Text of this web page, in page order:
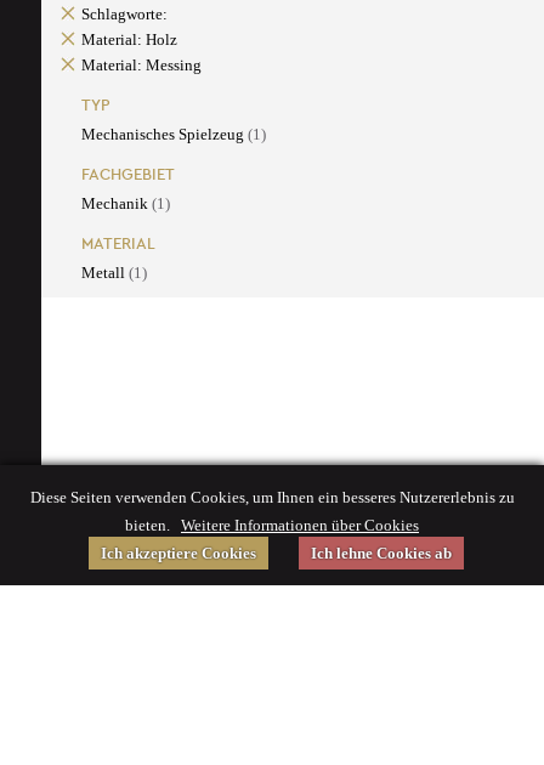
Schlagworte:
Material: Holz
Material: Messing
TYP
Mechanisches Spielzeug (1)
FACHGEBIET
Mechanik (1)
MATERIAL
Metall (1)
Diese Seiten verwenden Cookies, um Ihnen ein besseres Nutzererlebnis zu
bieten. Weitere Informationen über Cookies
Ich akzeptiere Cookies
Ich lehne Cookies ab